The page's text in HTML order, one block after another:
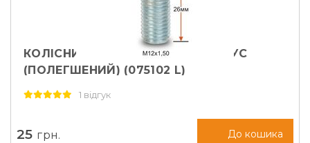
КОЛІСНИЙ БОЛТ M12X1,5X26 КОНУС
(ПОЛЕГШЕНИЙ) (075102 L)
1 відгук
25 грн. До кошика